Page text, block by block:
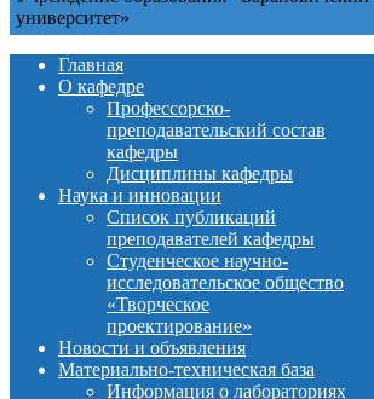
университет»
Главная
О кафедре
Профессорско-
преподавательский состав
кафедры
Дисциплины кафедры
Наука и инновации
Список публикаций
преподавателей кафедры
Студенческое научно-
исследовательское общество
«Творческое
проектирование»
Новости и объявления
Материально-техническая база
Информация о лабораториях